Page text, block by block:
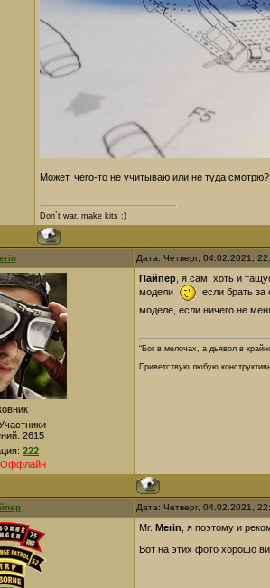
Может, чего-то не учитываю или не туда
Don`t war, make kits ;)
Дата: Четверг, 04.02.2021,
2615
222
Оффлайн
Пайпер , я сам, хоть и
модели
если брать
моделе, если ничего не
“Бог в мелочах, а дьявол в
Приветствую любую
Дата: Четверг, 04.02.2021,
Mr. Merin , я поэтому и
Вот на этих фото хорошо